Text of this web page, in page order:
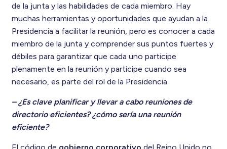
de la junta y las habilidades de cada miembro. Hay
muchas herramientas y oportunidades que ayudan a la
Presidencia a facilitar la reunión, pero es conocer a cada
miembro de la junta y comprender sus puntos fuertes y
débiles para garantizar que cada uno participe
plenamente en la reunión y participe cuando sea
necesario, es parte del rol de la Presidencia.
– ¿Es clave planificar y llevar a cabo reuniones de
directorio eficientes? ¿cómo sería una reunión
eficiente?